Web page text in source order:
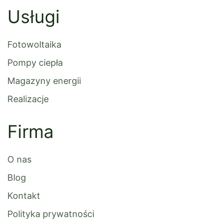
Usługi
Fotowoltaika
Pompy ciepła
Magazyny energii
Realizacje
Firma
O nas
Blog
Kontakt
Polityka prywatności